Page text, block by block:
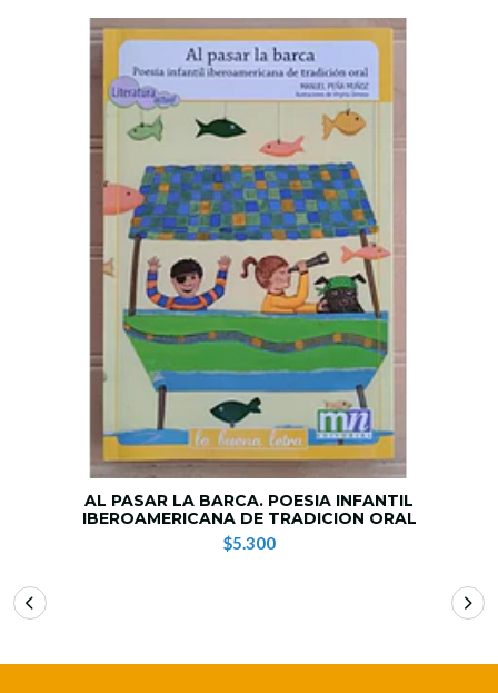
AL PASAR LA BARCA. POESIA INFANTIL
IBEROAMERICANA DE TRADICION ORAL
$5.300